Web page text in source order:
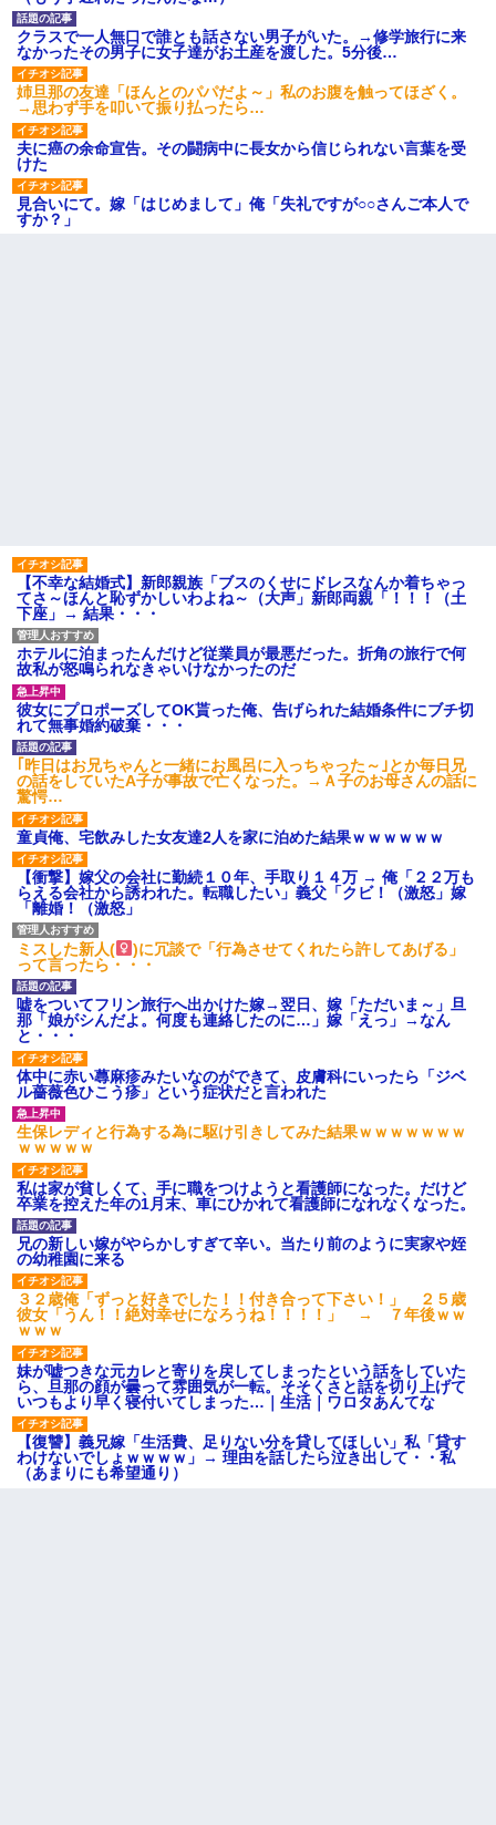
クラスで一人無口で誰とも話さない男子がいた。→修学旅行に来
なかったその男子に女子達がお土産を渡した。5分後…
姉旦那の友達「ほんとのパパだよ～」私のお腹を触ってほざく。
→思わず手を叩いて振り払ったら…
夫に癌の余命宣告。その闘病中に長女から信じられない言葉を受
けた
見合いにて。嫁「はじめまして」俺「失礼ですが○○さんご本人で
すか？」
【不幸な結婚式】新郎親族「ブスのくせにドレスなんか着ちゃっ
てさ～ほんと恥ずかしいわよね～（大声」新郎両親「！！！（土
下座」→ 結果・・・
ホテルに泊まったんだけど従業員が最悪だった。折角の旅行で何
故私が怒鳴られなきゃいけなかったのだ
彼女にプロポーズしてOK貰った俺、告げられた結婚条件にブチ切
れて無事婚約破棄・・・
｢昨日はお兄ちゃんと一緒にお風呂に入っちゃった～｣とか毎日兄
の話をしていたA子が事故で亡くなった。→Ａ子のお母さんの話に
驚愕…
童貞俺、宅飲みした女友達2人を家に泊めた結果ｗｗｗｗｗｗ
【衝撃】嫁父の会社に勤続１０年、手取り１４万 → 俺「２２万も
らえる会社から誘われた。転職したい」義父「クビ！（激怒」嫁
「離婚！（激怒」
ミスした新人(
)に冗談で「行為させてくれたら許してあげる」
って言ったら・・・
嘘をついてフリン旅行へ出かけた嫁→翌日、嫁「ただいま～」旦
那「娘がシんだよ。何度も連絡したのに…」嫁「えっ」→なん
と・・・
体中に赤い蕁麻疹みたいなのができて、皮膚科にいったら「ジベ
ル薔薇色ひこう疹」という症状だと言われた
生保レディと行為する為に駆け引きしてみた結果ｗｗｗｗｗｗｗ
ｗｗｗｗｗ
私は家が貧しくて、手に職をつけようと看護師になった。だけど
卒業を控えた年の1月末、車にひかれて看護師になれなくなった。
兄の新しい嫁がやらかしすぎて辛い。当たり前のように実家や姪
の幼稚園に来る
３２歳俺「ずっと好きでした！！付き合って下さい！」 ２５歳
彼女「うん！！絶対幸せになろうね！！！！」 → ７年後ｗｗ
ｗｗｗ
妹が嘘つきな元カレと寄りを戻してしまったという話をしていた
ら、旦那の顔が曇って雰囲気が一転。そそくさと話を切り上げて
いつもより早く寝付いてしまった…｜生活｜ワロタあんてな
【復讐】義兄嫁「生活費、足りない分を貸してほしい」私「貸す
わけないでしょｗｗｗｗ」→ 理由を話したら泣き出して・・私
（あまりにも希望通り）